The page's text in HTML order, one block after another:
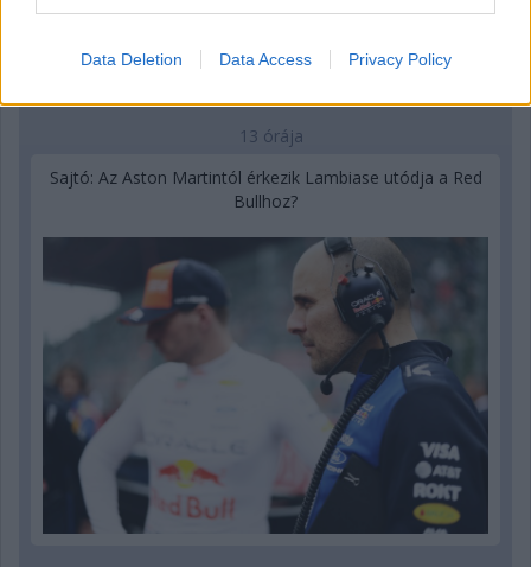
Data Deletion Data Access Privacy Policy
13 órája
Sajtó: Az Aston Martintól érkezik Lambiase utódja a Red
Bullhoz?